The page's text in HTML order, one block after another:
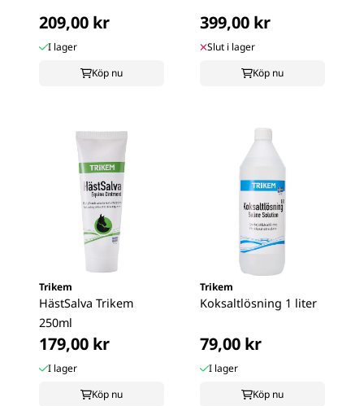
209,00 kr
I lager
Köp nu
399,00 kr
Slut i lager
Köp nu
Trikem
HästSalva Trikem
250ml
179,00 kr
I lager
Köp nu
Trikem
Koksaltlösning 1 liter
79,00 kr
I lager
Köp nu